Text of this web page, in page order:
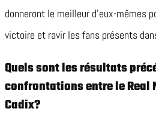
donneront le meilleur d’eux-mêmes
victoire et ravir les fans présents
Quels sont les résultats
confrontations entre le Real
Cadix?